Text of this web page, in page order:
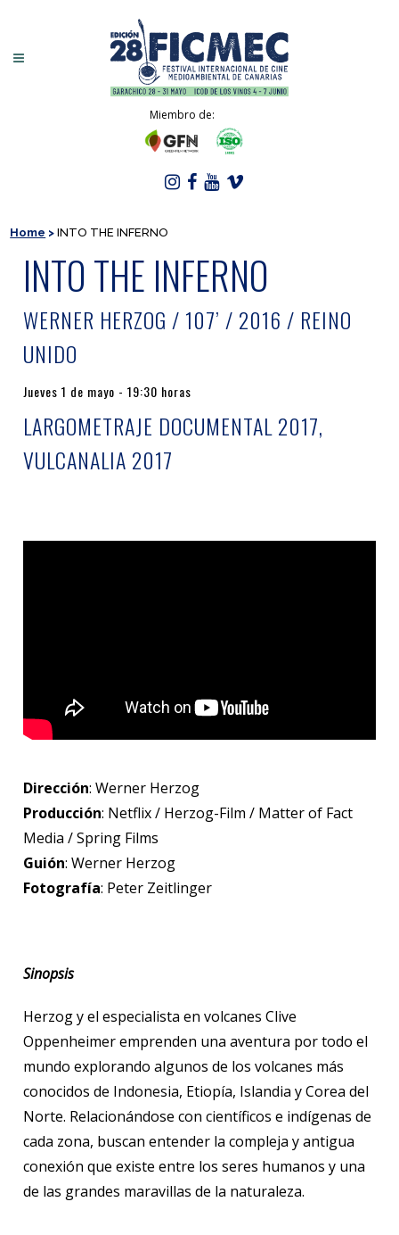
Miembro de:
Home >INTO THE INFERNO
INTO THE INFERNO
WERNER HERZOG / 107’ / 2016 / REINO
UNIDO
Jueves 1 de mayo - 19:30 horas
LARGOMETRAJE DOCUMENTAL 2017,
VULCANALIA 2017
Dirección: Werner Herzog
Producción: Netflix / Herzog-Film / Matter of Fact
Media / Spring Films
Guión: Werner Herzog
Fotografía: Peter Zeitlinger
Sinopsis
Herzog y el especialista en volcanes Clive
Oppenheimer emprenden una aventura por todo el
mundo explorando algunos de los volcanes más
conocidos de Indonesia, Etiopía, Islandia y Corea del
Norte. Relacionándose con científicos e indígenas de
cada zona, buscan entender la compleja y antigua
conexión que existe entre los seres humanos y una
de las grandes maravillas de la naturaleza.